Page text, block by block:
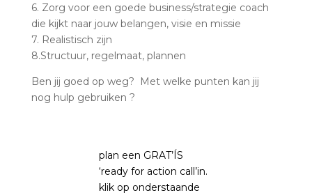
6. Zorg voor een goede business/strategie coach
die kijkt naar jouw belangen, visie en missie
7. Realistisch zijn
8.Structuur, regelmaat, plannen
Ben jij goed op weg? Met welke punten kan jij
nog hulp gebruiken ?
plan een GRAT’ÍS
‘ready for action call’in.
klik op onderstaande